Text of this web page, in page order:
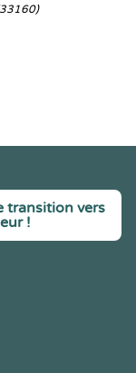
transition vers
!